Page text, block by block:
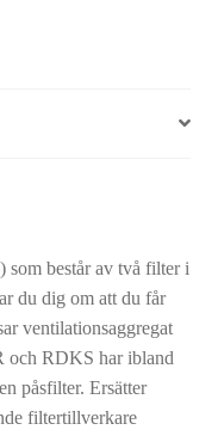
består av två filter i
du dig om att du får
ventilationsaggregat
och RDKS har ibland
påsfilter. Ersätter
filtertillverkare